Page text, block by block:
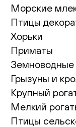
Морские
Птицы
Хорьки
Приматы
Грызуны и
Крупный
Мелкий
Птицы